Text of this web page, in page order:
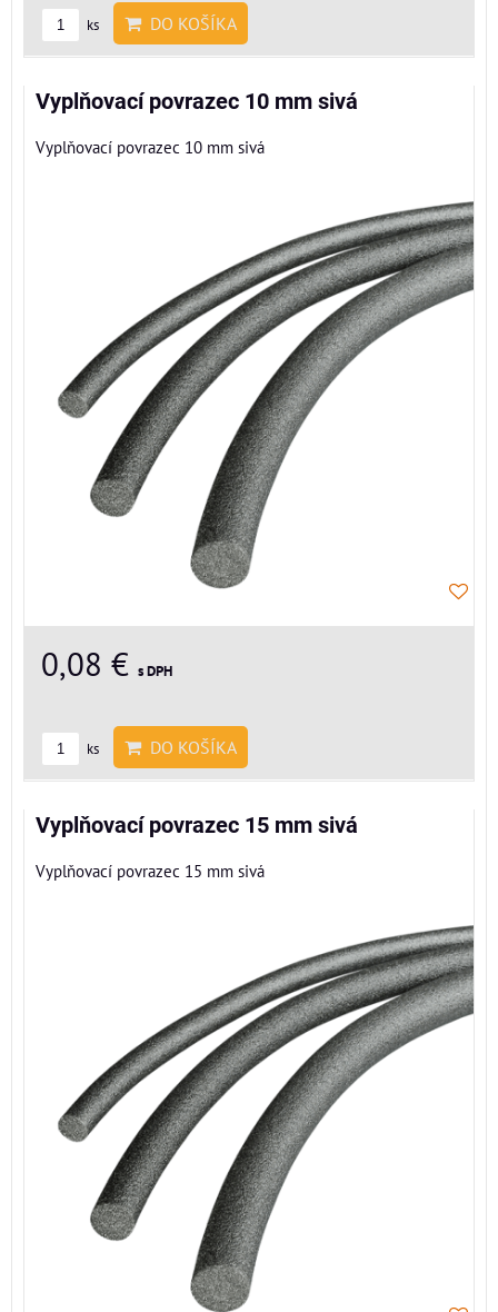
ks DO KOŠÍKA
Vyplňovací povrazec 10 mm sivá
Vyplňovací povrazec 10 mm sivá
0,08 € s DPH
ks DO KOŠÍKA
Vyplňovací povrazec 15 mm sivá
Vyplňovací povrazec 15 mm sivá